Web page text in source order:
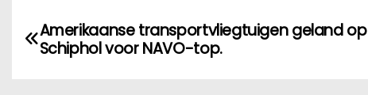
BAmerikaanse transportvliegtuigen geland op
Schiphol voor NAVO-top.